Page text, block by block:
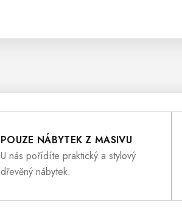
POUZE NÁBYTEK Z MASIVU
U nás pořídíte praktický a stylový
dřevěný nábytek.